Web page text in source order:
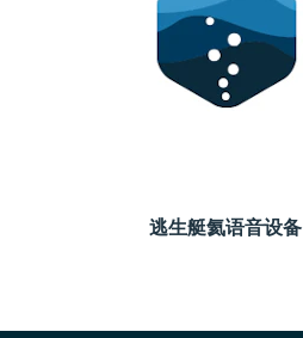
逃生艇氦语音设备